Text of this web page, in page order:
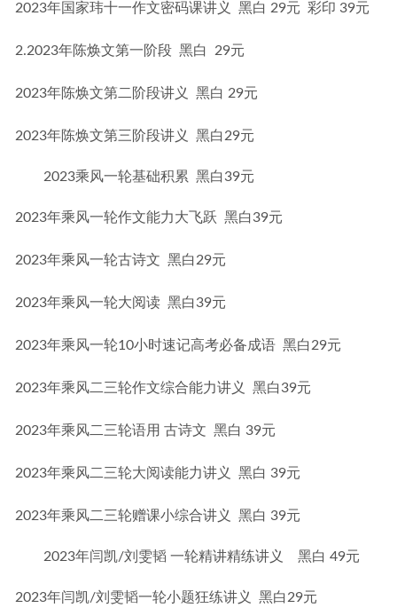
2023年国家玮十一作文密码课讲义  黑白 29元  彩印 39元
2.2023年陈焕文第一阶段  黑白  29元
2023年陈焕文第二阶段讲义  黑白 29元
2023年陈焕文第三阶段讲义  黑白29元
2023乘风一轮基础积累 黑白39元
2023年乘风一轮作文能力大飞跃  黑白39元
2023年乘风一轮古诗文  黑白29元
2023年乘风一轮大阅读  黑白39元
2023年乘风一轮10小时速记高考必备成语  黑白29元
2023年乘风二三轮作文综合能力讲义  黑白39元
2023年乘风二三轮语用 古诗文  黑白 39元
2023年乘风二三轮大阅读能力讲义  黑白 39元
2023年乘风二三轮赠课小综合讲义  黑白 39元
2023年闫凯/刘雯韬 一轮精讲精练讲义 黑白 49元
2023年闫凯/刘雯韬一轮小题狂练讲义  黑白29元